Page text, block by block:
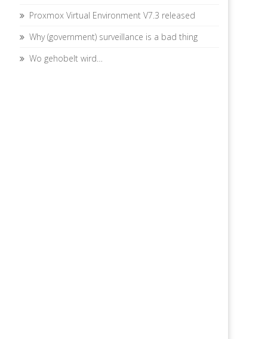
Proxmox Virtual Environment V7.3 released
Why (government) surveillance is a bad thing
Wo gehobelt wird…